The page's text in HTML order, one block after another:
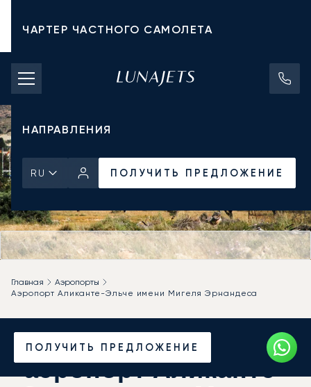
ЧАРТЕР ЧАСТНОГО САМОЛЕТА
СТОИМОСТЬ ЧАРТЕРА
ЧАСТНЫЕ САМОЛЕТЫ
НАПРАВЛЕНИЯ
RU ПОЛУЧИТЬ ПРЕДЛОЖЕНИЕ
ПОЛУЧИТЬ ПРЕДЛОЖЕНИЕ
Главная
Аэропорты
Аэропорт Аликанте-Эльче имени Мигеля Эрнандеса
Частный джет в
аэропорт Аликанте-